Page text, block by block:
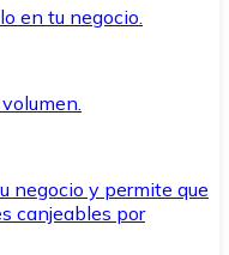
en tu negocio.
negocio y permite que
canjeables por